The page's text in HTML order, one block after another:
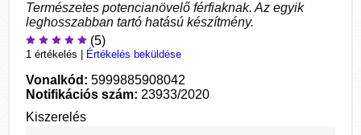
Természetes potencianövelő férfiaknak. Az egyik
leghosszabban tartó hatású készítmény.
(5)
1 értékelés Értékelés beküldése
Vonalkód: 5999885908042
Notifikációs szám: 23933/2020
Kiszerelés